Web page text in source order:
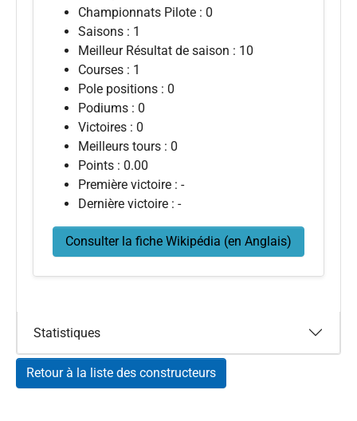
Championnats Pilote : 0
Saisons : 1
Meilleur Résultat de saison : 10
Courses : 1
Pole positions : 0
Podiums : 0
Victoires : 0
Meilleurs tours : 0
Points : 0.00
Première victoire : -
Dernière victoire : -
Consulter la fiche Wikipédia (en Anglais)
Statistiques
Retour à la liste des constructeurs